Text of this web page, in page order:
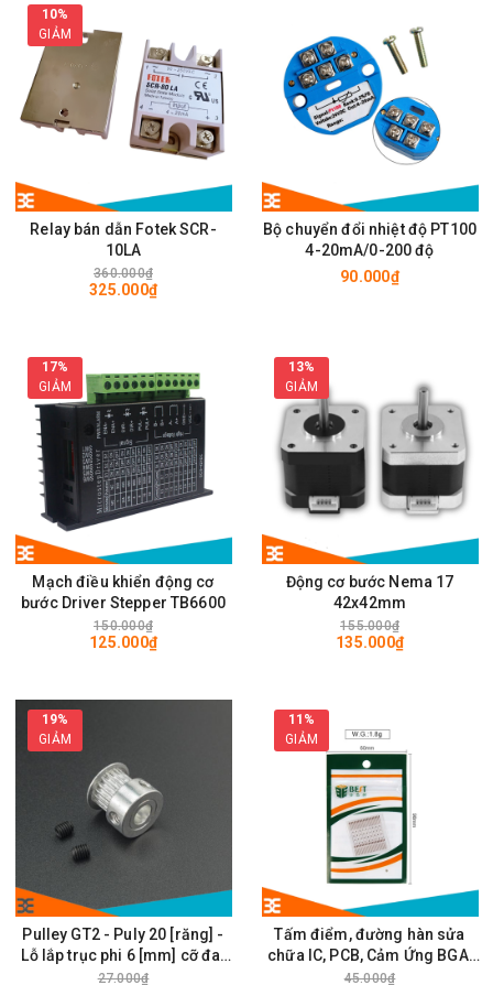
10%
GIẢM
Relay bán dẫn Fotek SCR-
10LA
360.000₫
325.000₫
Bộ chuyển đổi nhiệt độ PT100
4-20mA/0-200 độ
90.000₫
17%
GIẢM
Mạch điều khiển động cơ
bước Driver Stepper TB6600
150.000₫
125.000₫
13%
GIẢM
Động cơ bước Nema 17
42x42mm
155.000₫
135.000₫
19%
GIẢM
Pulley GT2 - Puly 20 [răng] -
Lỗ lắp trục phi 6 [mm] cỡ đai
rộng 6mm
27.000₫
11%
GIẢM
Tấm điểm, đường hàn sửa
chữa IC, PCB, Cảm Ứng BGA,
Vân Tay Điện Thoại, Pad - Best
45.000₫